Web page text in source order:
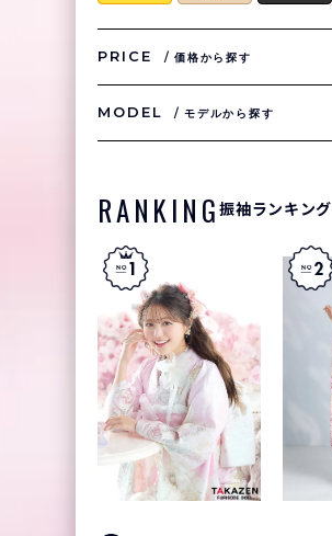
PRICE 価格から探す
MODEL モデルから探す
RANKING振袖ランキング